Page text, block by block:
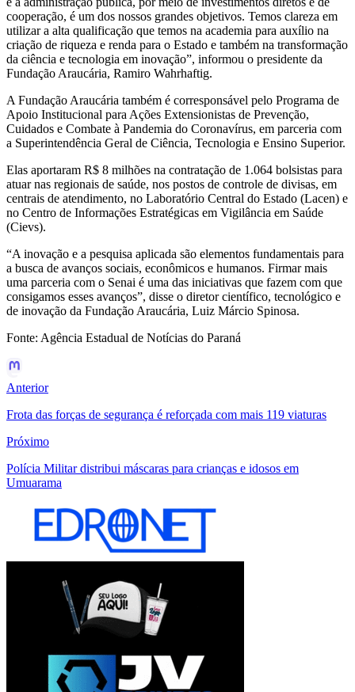
cooperação, é um dos nossos grandes objetivos. Temos clareza em
utilizar a alta qualificação que temos na academia para auxílio na
criação de riqueza e renda para o Estado e também na transformação
da ciência e tecnologia em inovação”, informou o presidente da
Fundação Araucária, Ramiro Wahrhaftig.
A Fundação Araucária também é corresponsável pelo Programa de
Apoio Institucional para Ações Extensionistas de Prevenção,
Cuidados e Combate à Pandemia do Coronavírus, em parceria com
a Superintendência Geral de Ciência, Tecnologia e Ensino Superior.
Elas aportaram R$ 8 milhões na contratação de 1.064 bolsistas para
atuar nas regionais de saúde, nos postos de controle de divisas, em
centrais de atendimento, no Laboratório Central do Estado (Lacen) e
no Centro de Informações Estratégicas em Vigilância em Saúde
(Cievs).
“A inovação e a pesquisa aplicada são elementos fundamentais para
a busca de avanços sociais, econômicos e humanos. Firmar mais
uma parceria com o Senai é uma das iniciativas que fazem com que
consigamos esses avanços”, disse o diretor científico, tecnológico e
de inovação da Fundação Araucária, Luiz Márcio Spinosa.
Fonte: Agência Estadual de Notícias do Paraná
Anterior
Frota das forças de segurança é reforçada com mais 119 viaturas
Próximo
Polícia Militar distribui máscaras para crianças e idosos em
Umuarama